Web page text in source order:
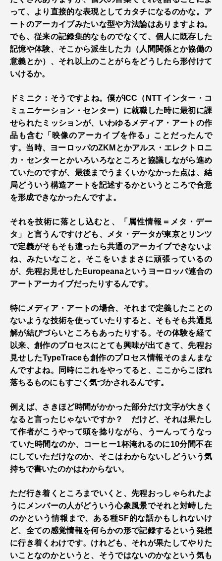
って、より直接的な表現としてカタチになるのかな。ア
ートのアーカイブみたいな型や方法論はありますよね。
でも、従来の記録集的なものでなくて、個人に既存した
記憶や体験、そこから派生した力（人間関係とか協働の
意義とか）、それ以上のことがらをどうしたら形付けて
いけるか。
ドミニク：そうですよね。僕がICC（NTT インター・コ
ミュニケーション・センター）に就職した時に最初に課
せられたミッションが、いわゆるメディア・アートの作
品も含む「映像のアーカイブを作る」ことだったんで
す。当時、ヨーロッパのZKMとかアルス・エレクトロニ
カ・センターとかいろいろなところと協議しながら進め
ていたのですが、最後までうまくいかなかった点は、結
局どういう構造アートを記述するかというところで合意
を形成できなかったんですよ。
それを技術に落とし込むと、「属性情報＝メタ・デー
タ」と言うんですけども、メタ・データが東京とリンツ
で定義がそもそも違ったら共通のアーカイブできないよ
ね、みたいなこと。そこをいままさに頑張っているの
が、先程お見せしたEuropeanaというヨーロッパ連合の
アートアーカイブだったりするんです。
特にメディア・アートの場合、それまで定義したことの
ないような技術を使っていたりすると、そもそも共通見
解が結びづらいところもあったりする。その体験を経て
以来、創作のプロセスにとても興味が出てきて、先程お
見せしたTypeTraceも創作のプロセス情報そのまんまな
んですよね。同時にこれをやってると、ここからこぼれ
落ちるものにもすごく気づかされるんです。
例えば、さきほど時間がかかった部分だけ文字が大きく
なると言ったじゃないですか？ だけど、それは果たし
て作者がこうやって頭を捻りながら、うーんってうなっ
ていた時間なのか、コーヒー1杯淹れるのに10分間不在
にしていただけなのか、そこはわからないしどういう気
持ちで書いたのかはわからない。
ただ行き着くところまでいくと、先程おっしゃられたよ
うにメンバーの人がどういう心象風景でそれと対峙した
のかという情報まで、ある種SF的な話かもしれないけ
ど、全ての感覚情報を何らかの形で記録するという発想
に行き着くわけです。けれども、それが果たしてやりた
いことなのかというと、そうではないのかなという気も